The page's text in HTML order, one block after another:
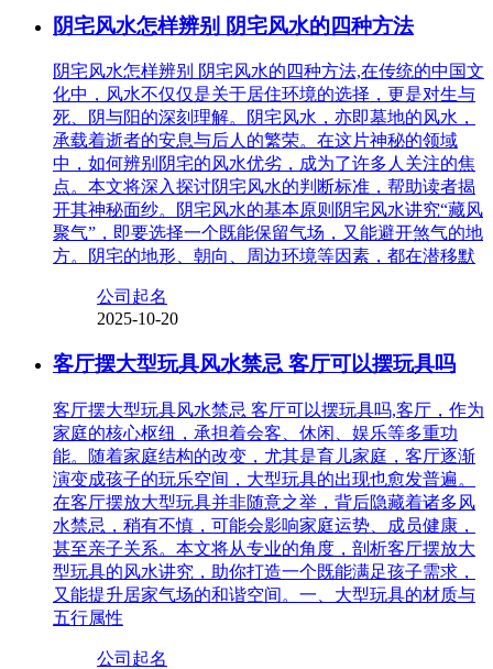
阴宅风水怎样辨别 阴宅风水的四种方法
阴宅风水怎样辨别 阴宅风水的四种方法,在传统的中国文
化中，风水不仅仅是关于居住环境的选择，更是对生与
死、阴与阳的深刻理解。阴宅风水，亦即墓地的风水，
承载着逝者的安息与后人的繁荣。在这片神秘的领域
中，如何辨别阴宅的风水优劣，成为了许多人关注的焦
点。本文将深入探讨阴宅风水的判断标准，帮助读者揭
开其神秘面纱。阴宅风水的基本原则阴宅风水讲究“藏风
聚气”，即要选择一个既能保留气场，又能避开煞气的地
方。阴宅的地形、朝向、周边环境等因素，都在潜移默
公司起名
2025-10-20
客厅摆大型玩具风水禁忌 客厅可以摆玩具吗
客厅摆大型玩具风水禁忌 客厅可以摆玩具吗,客厅，作为
家庭的核心枢纽，承担着会客、休闲、娱乐等多重功
能。随着家庭结构的改变，尤其是育儿家庭，客厅逐渐
演变成孩子的玩乐空间，大型玩具的出现也愈发普遍。
在客厅摆放大型玩具并非随意之举，背后隐藏着诸多风
水禁忌，稍有不慎，可能会影响家庭运势、成员健康，
甚至亲子关系。本文将从专业的角度，剖析客厅摆放大
型玩具的风水讲究，助你打造一个既能满足孩子需求，
又能提升居家气场的和谐空间。一、大型玩具的材质与
五行属性
公司起名